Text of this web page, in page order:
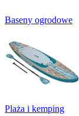
Baseny ogrodowe
Plaża i kemping